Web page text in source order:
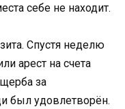
себе не находит.
Спустя неделю
арест на счета
за
был удовлетворён.